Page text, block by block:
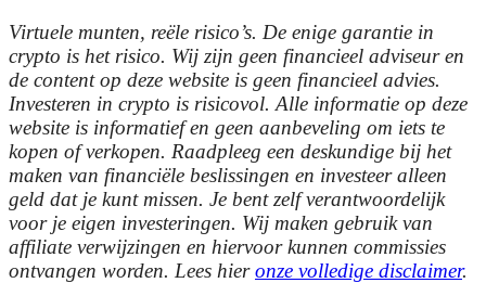
Virtuele munten, reële risico’s. De enige garantie in
crypto is het risico. Wij zijn geen financieel adviseur en
de content op deze website is geen financieel advies.
Investeren in crypto is risicovol. Alle informatie op deze
website is informatief en geen aanbeveling om iets te
kopen of verkopen. Raadpleeg een deskundige bij het
maken van financiële beslissingen en investeer alleen
geld dat je kunt missen. Je bent zelf verantwoordelijk
voor je eigen investeringen. Wij maken gebruik van
affiliate verwijzingen en hiervoor kunnen commissies
ontvangen worden. Lees hieronze volledige disclaimer.